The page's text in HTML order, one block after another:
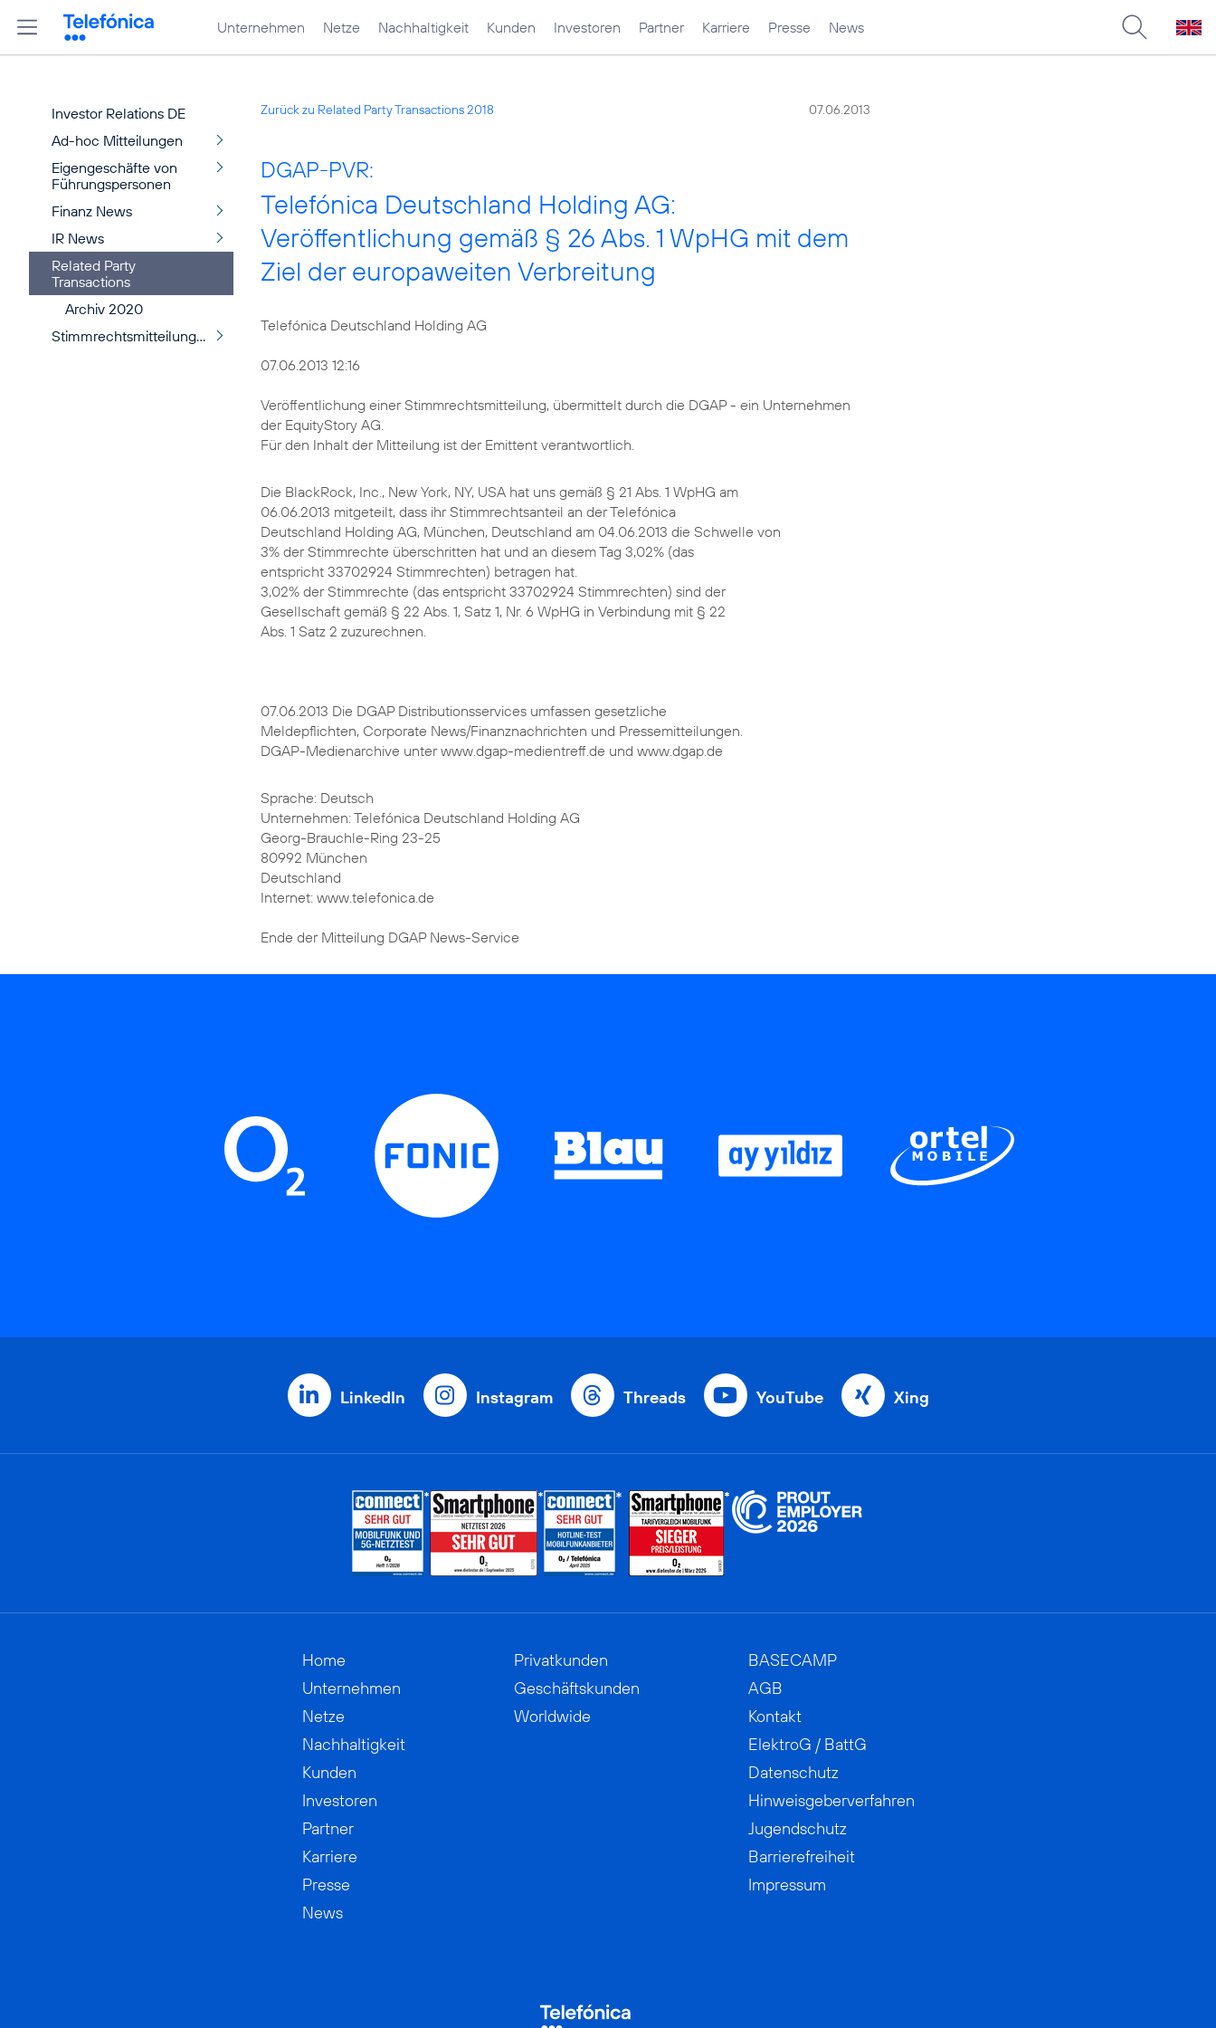
Unternehmen Netze Nachhaltigkeit Kunden Investoren Partner Karriere Presse News
Investor Relations DE
Ad-hoc Mitteilungen
Eigengeschäfte von
Führungspersonen
Finanz News
IR News
Related Party
Transactions
Archiv 2020
Stimmrechtsmitteilungen
Zurück zu Related Party Transactions 2018 07.06.2013
DGAP-PVR:
Telefónica Deutschland Holding AG:
Veröffentlichung gemäß § 26 Abs. 1 WpHG mit dem
Ziel der europaweiten Verbreitung
Telefónica Deutschland Holding AG
07.06.2013 12:16
Veröffentlichung einer Stimmrechtsmitteilung, übermittelt durch die DGAP - ein Unternehmen
der EquityStory AG.
Für den Inhalt der Mitteilung ist der Emittent verantwortlich.
Die BlackRock, Inc., New York, NY, USA hat uns gemäß § 21 Abs. 1 WpHG am
06.06.2013 mitgeteilt, dass ihr Stimmrechtsanteil an der Telefónica
Deutschland Holding AG, München, Deutschland am 04.06.2013 die Schwelle von
3% der Stimmrechte überschritten hat und an diesem Tag 3,02% (das
entspricht 33702924 Stimmrechten) betragen hat.
3,02% der Stimmrechte (das entspricht 33702924 Stimmrechten) sind der
Gesellschaft gemäß § 22 Abs. 1, Satz 1, Nr. 6 WpHG in Verbindung mit § 22
Abs. 1 Satz 2 zuzurechnen.
07.06.2013 Die DGAP Distributionsservices umfassen gesetzliche
Meldepflichten, Corporate News/Finanznachrichten und Pressemitteilungen.
DGAP-Medienarchive unter www.dgap-medientreff.de und www.dgap.de
Sprache: Deutsch
Unternehmen: Telefónica Deutschland Holding AG
Georg-Brauchle-Ring 23-25
80992 München
Deutschland
Internet: www.telefonica.de
Ende der Mitteilung DGAP News-Service
LinkedIn Instagram Threads YouTube Xing
Home
Unternehmen
Netze
Nachhaltigkeit
Kunden
Investoren
Partner
Karriere
Presse
News
Privatkunden
Geschäftskunden
Worldwide
BASECAMP
AGB
Kontakt
ElektroG / BattG
Datenschutz
Hinweisgeberverfahren
Jugendschutz
Barrierefreiheit
Impressum